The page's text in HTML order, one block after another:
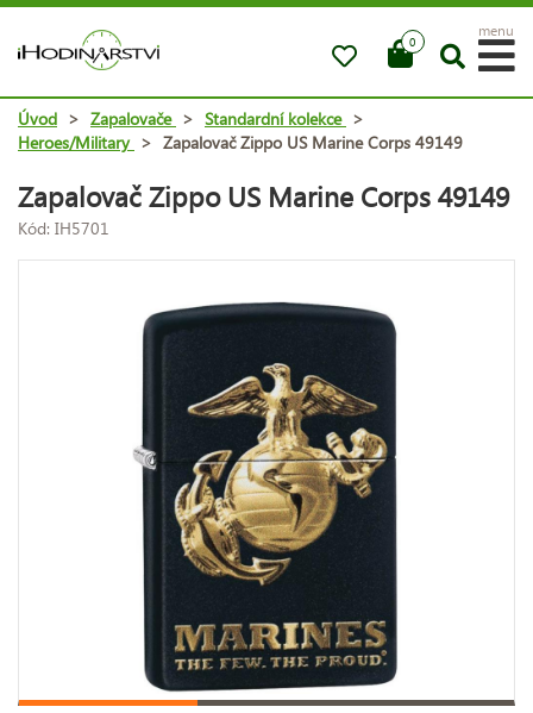
0
menu
Úvod > Zapalovače > Standardní kolekce >
Heroes/Military > Zapalovač Zippo US Marine Corps 49149
Zapalovač Zippo US Marine Corps 49149
Kód: IH5701